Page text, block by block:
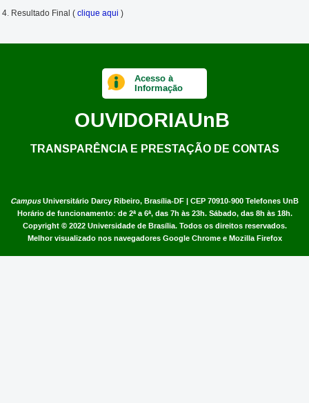
4. Resultado Final ( clique aqui )
CampusUniversitário Darcy Ribeiro, Brasília-DF | CEP 70910-900 Telefones UnB
Horário de funcionamento: de 2ª a 6ª, das 7h às 23h. Sábado, das 8h às 18h.
Copyright © 2022 Universidade de Brasília. Todos os direitos reservados.
Melhor visualizado nos navegadores Google Chrome e Mozilla Firefox
Acesso à
Informação
OUVIDORIAUnB
TRANSPARÊNCIA E PRESTAÇÃO DE CONTAS